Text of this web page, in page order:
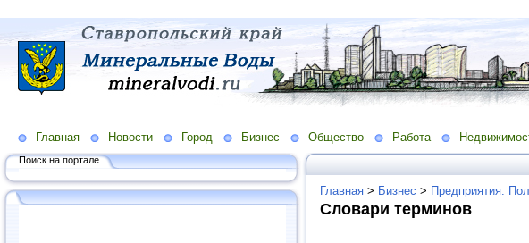
Главная Новости Город Бизнес Общество Работа
Поиск на портале...
Главная > Бизнес > Предприятия.
Словари терминов